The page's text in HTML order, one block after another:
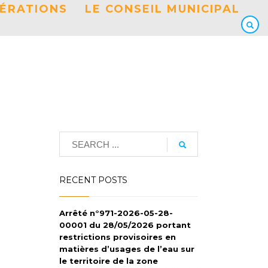
LE CONSEIL MUNICIPAL
RECENT POSTS
Arrêté n°971-2026-05-28-
00001 du 28/05/2026 portant
restrictions provisoires en
matières d’usages de l’eau sur
le territoire de la zone